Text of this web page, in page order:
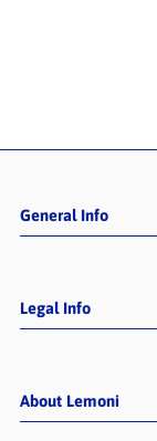
General Info
Legal Info
About Lemoni